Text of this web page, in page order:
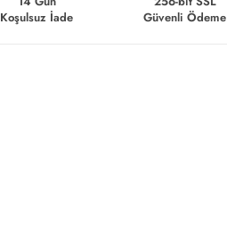
Koşulsuz İade
Güvenli Ödeme